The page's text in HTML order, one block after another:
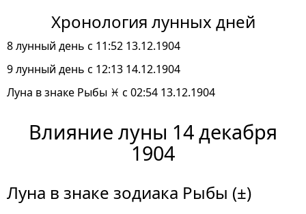
Хронология лунных дней
8 лунный день с 11:52 13.12.1904
9 лунный день с 12:13 14.12.1904
Луна в знаке Рыбы ♓ с 02:54 13.12.1904
Влияние луны 14 декабря
1904
Луна в знаке зодиака Рыбы (±)